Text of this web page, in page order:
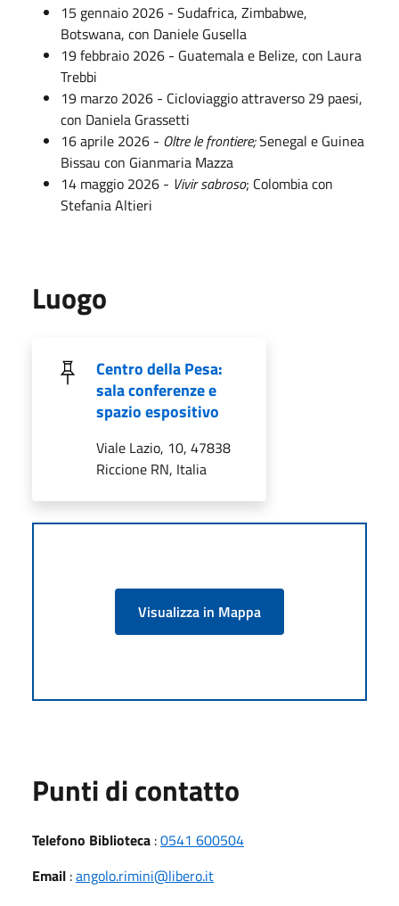
15 gennaio 2026 - Sudafrica, Zimbabwe,
Botswana, con Daniele Gusella
19 febbraio 2026 - Guatemala e Belize, con Laura
Trebbi
19 marzo 2026 - Cicloviaggio attraverso 29 paesi,
con Daniela Grassetti
16 aprile 2026 - Oltre le frontiere;Senegal e Guinea
Bissau con Gianmaria Mazza
14 maggio 2026 - Vivir sabroso; Colombia con
Stefania Altieri
Luogo
Centro della Pesa:
sala conferenze e
spazio espositivo
Viale Lazio, 10, 47838
Riccione RN, Italia
Visualizza in Mappa
Punti di contatto
Telefono Biblioteca :0541 600504
Email :angolo.rimini@libero.it